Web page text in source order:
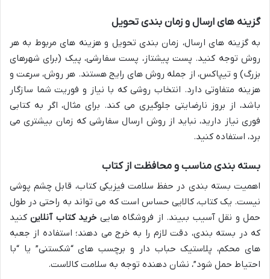
گزینه های ارسال و زمان بندی تحویل
به گزینه های ارسال، زمان بندی تحویل و هزینه های مربوط به هر
روش توجه کنید. پست پیشتاز، پست سفارشی، پیک (برای شهرهای
بزرگ) و تیپاکس، از جمله روش های رایج هستند. هر روش، سرعت و
هزینه متفاوتی دارد. انتخاب روشی که با نیاز و فوریت شما سازگار
باشد، از بروز نارضایتی جلوگیری می کند. برای مثال، اگر به کتابی
فوری نیاز دارید، نباید از روش ارسال سفارشی که زمان بیشتری می
برد، استفاده کنید.
بسته بندی مناسب و محافظت از کتاب
اهمیت بسته بندی در حفظ سلامت فیزیکی کتاب، قابل چشم پوشی
نیست. یک کتاب، کالایی حساس است که می تواند به راحتی در طول
حمل و نقل آسیب ببیند. از فروشگاه هایی خرید کتاب آنلاینکنید
که در بسته بندی، دقت لازم را به خرج می دهند؛ استفاده از جعبه
های محکم، پلاستیک حباب دار و برچسب های “شکستنی” یا “با
احتیاط حمل شود”، نشان دهنده توجه به سلامت کالاست.